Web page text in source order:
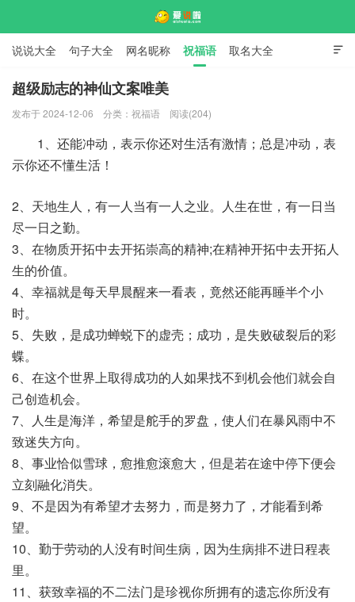

说说大全 句子大全 网名昵称 祝福语 取名大全
标语口号 签名大全
超级励志的神仙文案唯美
发布于 2024-12-06 分类： 祝福语 阅读(204)
1、还能冲动，表示你还对生活有激情；总是冲动，表
示你还不懂生活！
2、天地生人，有一人当有一人之业。人生在世，有一日当
尽一日之勤。
3、在物质开拓中去开拓崇高的精神;在精神开拓中去开拓人
生的价值。
4、幸福就是每天早晨醒来一看表，竟然还能再睡半个小
时。
5、失败，是成功蝉蜕下的虚壳；成功，是失败破裂后的彩
蝶。
6、在这个世界上取得成功的人如果找不到机会他们就会自
己创造机会。
7、人生是海洋，希望是舵手的罗盘，使人们在暴风雨中不
致迷失方向。
8、事业恰似雪球，愈推愈滚愈大，但是若在途中停下便会
立刻融化消失。
9、不是因为有希望才去努力，而是努力了，才能看到希
望。
10、勤于劳动的人没有时间生病，因为生病排不进日程表
里。
11、获致幸福的不二法门是珍视你所拥有的遗忘你所没有